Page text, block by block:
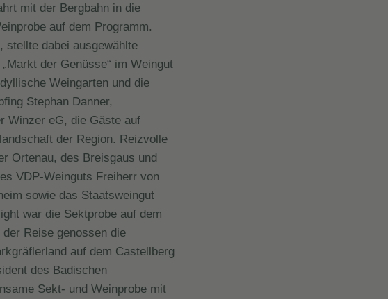
mit der Bergbahn in die
auf dem Programm.
stellte dabei ausgewählte
der Genüsse“ im Weingut
Weingarten und die
Stephan Danner,
Winzer eG, die Gäste auf
der Region. Reizvolle
Ortenau, des Breisgaus und
VDP-Weinguts Freiherr von
sowie das Staatsweingut
war die Sektprobe auf dem
Reise genossen die
auf dem Castellberg
des Badischen
Sekt- und Weinprobe mit